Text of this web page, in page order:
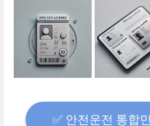
✅️ 안전운전 통합